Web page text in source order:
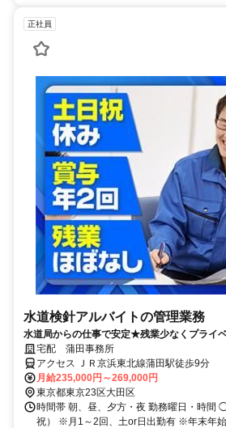
正社員
水道検針アルバイトの管理業務
水道局からの仕事で安定★残業少なくプライ
物重視◎20～40代活躍中
宅配 蒲田事務所
アクセス ＪＲ京浜東北線蒲田駅徒歩9分
月給235,000円～269,000円
東京都東京23区大田区
時間帯 朝、昼、夕方・夜 勤務曜日・時間
祝） ※月1～2回、土or日出勤有 ※年末年